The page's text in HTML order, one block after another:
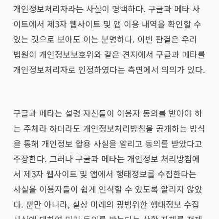
개인정보처리자라는 사실이 명백하다. 구글과 메타 사
이트에서 제3자 웹사이트 및 앱 이용 내역을 확인할 수
있는 것으로 보아도 이는 분명하다. 이번 판결은 우리
법원이 개인정보보호위와 같은 견지에서 구글과 메타를
개인정보처리자로 인정하였다는 측면에서 의의가 있다.
구글과 메타는 설령 자신들이 이용자 동의를 받아야 하
는 주체라 하더라도 개인정보처리방침을 공개하는 방식
을 통해 개인정보 활용 사실을 알리고 동의를 받았다고
주장한다. 그러나 구글과 메타는 개인정보 처리방침에
서 제3자 웹사이트 및 앱에서 행태정보를 수집한다는
사실을 이용자들이 쉽게 인식할 수 있도록 알리지 않았
다. 뿐만 아니라, 실상 미래의 광범위한 행태정보 수집